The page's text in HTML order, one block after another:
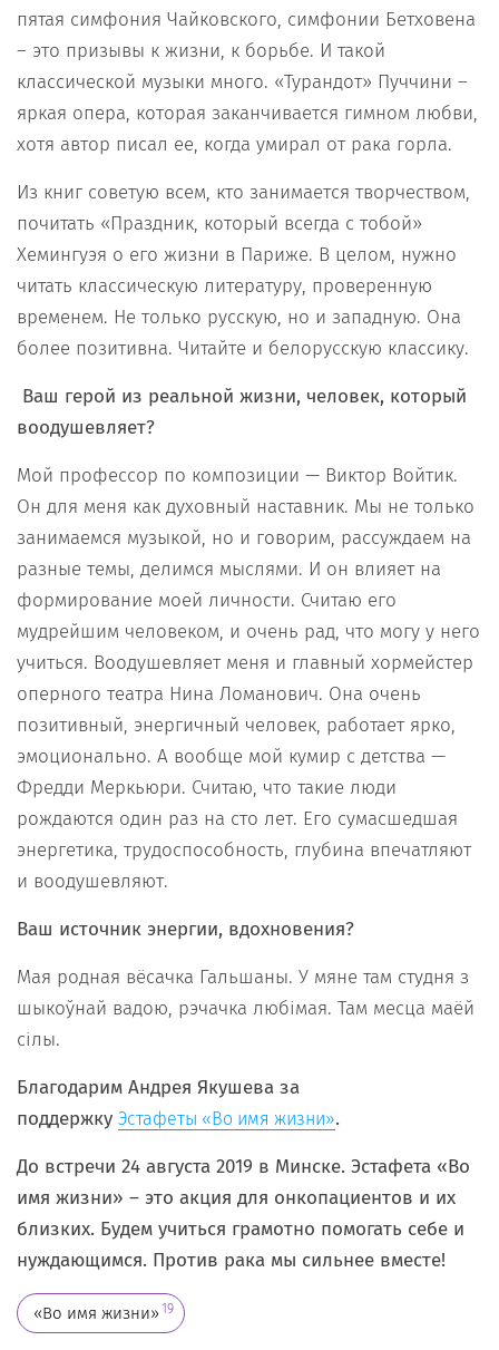
пятая симфония Чайковского, симфонии Бетховена
– это призывы к жизни, к борьбе. И такой
классической музыки много. «Турандот» Пуччини –
яркая опера, которая заканчивается гимном любви,
хотя автор писал ее, когда умирал от рака горла.
Из книг советую всем, кто занимается творчеством,
почитать «Праздник, который всегда с тобой»
Хемингуэя о его жизни в Париже. В целом, нужно
читать классическую литературу, проверенную
временем. Не только русскую, но и западную. Она
более позитивна. Читайте и белорусскую классику.
Ваш герой из реальной жизни, человек, который
воодушевляет?
Мой профессор по композиции — Виктор Войтик.
Он для меня как духовный наставник. Мы не только
занимаемся музыкой, но и говорим, рассуждаем на
разные темы, делимся мыслями. И он влияет на
формирование моей личности. Считаю его
мудрейшим человеком, и очень рад, что могу у него
учиться. Воодушевляет меня и главный хормейстер
оперного театра Нина Ломанович. Она очень
позитивный, энергичный человек, работает ярко,
эмоционально. А вообще мой кумир с детства —
Фредди Меркьюри. Считаю, что такие люди
рождаются один раз на сто лет. Его сумасшедшая
энергетика, трудоспособность, глубина впечатляют
и воодушевляют.
Ваш источник энергии, вдохновения?
Мая родная вёсачка Гальшаны. У мяне там студня з
шыкоўнай вадою, рэчачка любімая. Там месца маёй
сілы.
Благодарим Андрея Якушева за
поддержку Эстафеты «Во имя жизни».
До встречи 24 августа 2019 в Минске. Эстафета «Во
имя жизни» – это акция для онкопациентов и их
близких. Будем учиться грамотно помогать себе и
нуждающимся. Против рака мы сильнее вместе!
«Во имя жизни» 19